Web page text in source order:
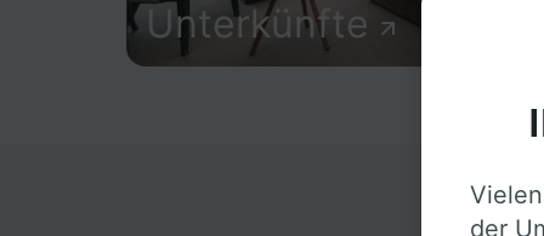
Unterkünfte
der